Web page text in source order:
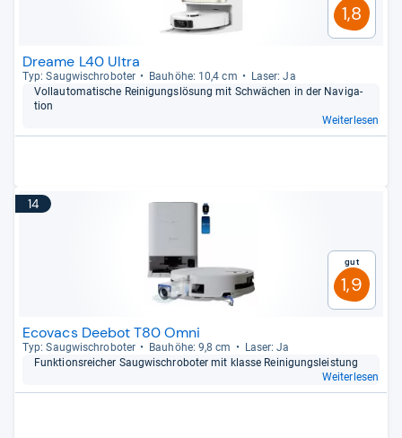
1,8
Dreame L40 Ultra
Typ: Saug­wisch­ro­bo­ter Bau­höhe: 10,4 cm
Laser: Ja
Voll­au­to­ma­ti­sche Rei­ni­gungs­lö­sung mit Schwä­chen in der Navi­ga­
tion
Weiterlesen
14
Gut
1,9
Ecovacs Deebot T80 Omni
Typ: Saug­wisch­ro­bo­ter Bau­höhe: 9,8 cm
Laser: Ja
Funk­ti­ons­rei­cher Saug­wisch­ro­bo­ter mit klasse Rei­ni­gungs­leis­tung
Weiterlesen